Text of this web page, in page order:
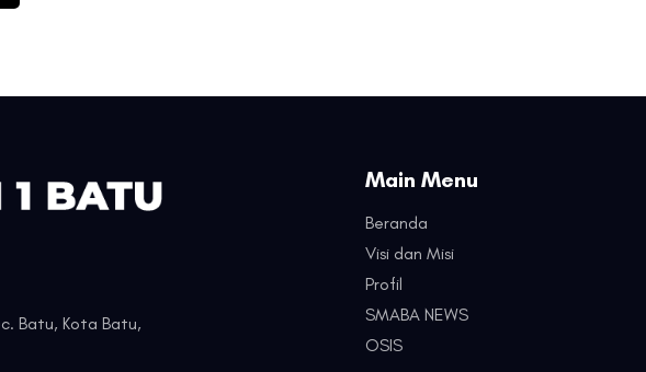
Batu, Kota Batu,
Main Menu
Beranda
Visi dan Misi
Profil
SMABA NEWS
OSIS